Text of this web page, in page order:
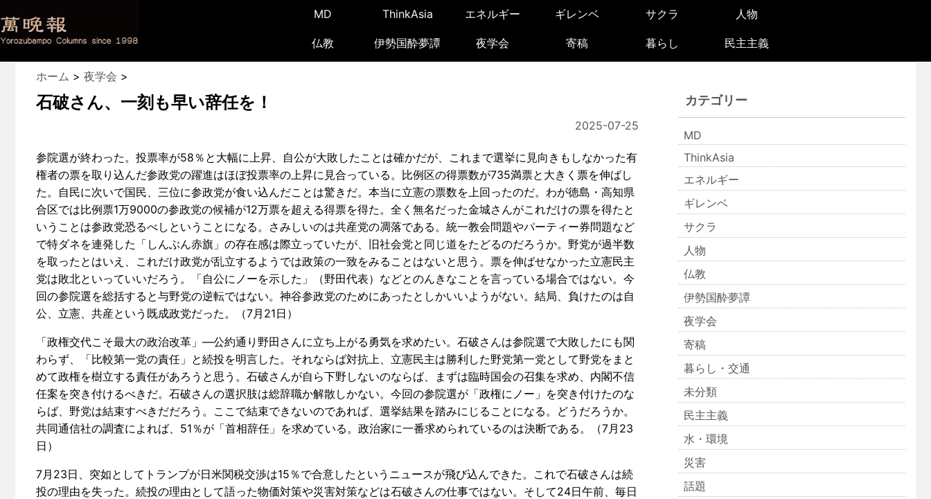
MD ThinkAsia エネルギー ギレンベ サクラ 人物
仏教 伊勢国酔夢譚 夜学会 寄稿 暮らし 民主主義
ホーム > 夜学会 >
石破さん、一刻も早い辞任を！
2025-07-25
参院選が終わった。投票率が58％と大幅に上昇、自公が大敗したことは確かだが、これまで選挙に見向きもしなかった有
権者の票を取り込んだ参政党の躍進はほぼ投票率の上昇に見合っている。比例区の得票数が735満票と大きく票を伸ばし
た。自民に次いで国民、三位に参政党が食い込んだことは驚きだ。本当に立憲の票数を上回ったのだ。わが徳島・高知県
合区では比例票1万9000の参政党の候補が12万票を超える得票を得た。全く無名だった金城さんがこれだけの票を得たと
いうことは参政党恐るべしということになる。さみしいのは共産党の凋落である。統一教会問題やパーティー券問題など
で特ダネを連発した「しんぶん赤旗」の存在感は際立っていたが、旧社会党と同じ道をたどるのだろうか。野党が過半数
を取ったとはいえ、これだけ政党が乱立するようでは政策の一致をみることはないと思う。票を伸ばせなかった立憲民主
党は敗北といっていいだろう。「自公にノーを示した」（野田代表）などとのんきなことを言っている場合ではない。今
回の参院選を総括すると与野党の逆転ではない。神谷参政党のためにあったとしかいいようがない。結局、負けたのは自
公、立憲、共産という既成政党だった。（7月21日）
「政権交代こそ最大の政治改革」―公約通り野田さんに立ち上がる勇気を求めたい。石破さんは参院選で大敗したにも関
わらず、「比較第一党の責任」と続投を明言した。それならば対抗上、立憲民主は勝利した野党第一党として野党をまと
めて政権を樹立する責任があろうと思う。石破さんが自ら下野しないのならば、まずは臨時国会の召集を求め、内閣不信
任案を突き付けるべきだ。石破さんの選択肢は総辞職か解散しかない。今回の参院選が「政権にノー」を突き付けたのな
らば、野党は結束すべきだだろう。ここで結束できないのであれば、選挙結果を踏みにじることになる。どうだろうか。
共同通信社の調査によれば、51％が「首相辞任」を求めている。政治家に一番求められているのは決断である。（7月23
日）
7月23日、突如としてトランプが日米関税交渉は15％で合意したというニュースが飛び込んできた。これで石破さんは続
投の理由を失った。続投の理由として語った物価対策や災害対策などは石破さんの仕事ではない。そして24日午前、毎日
カテゴリー
MD
ThinkAsia
エネルギー
ギレンベ
サクラ
人物
仏教
伊勢国酔夢譚
夜学会
寄稿
暮らし・交通
未分類
民主主義
水・環境
災害
話題